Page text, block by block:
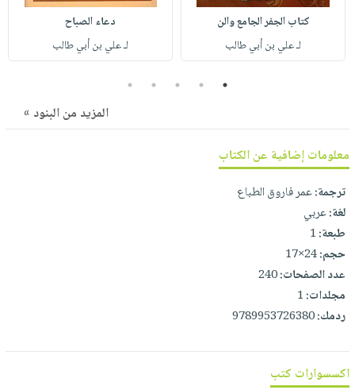
صابون
أطفال
مناسبات
فيديوهات
أسئلة
يتكرر
نيل
وفرات
انشر
كتابك
تواصل
معنا
التسوق
كتاب الجفر الجامع والن
لـ علي بن أبي طالب
دعاء الصباح
لـ علي بن أبي طالب
1
2
3
4
5
المزيد من البنود »
معلومات إضافية عن الكتاب
ترجمة:عمر فاروق الطباع
لغة:عربي
طبعة:1
حجم:24×17
عدد الصفحات:240
مجلدات:1
ردمك:9789953726380
اكسسوارات كتب